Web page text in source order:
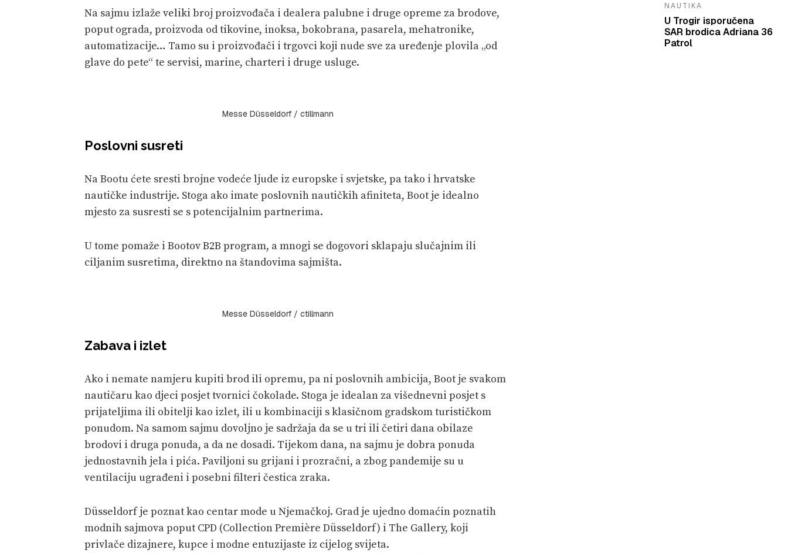
Na sajmu izlaže veliki broj proizvođača i dealera palubne i druge opreme za brodove,
poput ograda, proizvoda od tikovine, inoksa, bokobrana, pasarela, mehatronike,
automatizacije… Tamo su i proizvođači i trgovci koji nude sve za uređenje plovila „od
glave do pete“ te servisi, marine, charteri i druge usluge.
Messe Düsseldorf / ctillmann
Poslovni susreti
Na Bootu ćete sresti brojne vodeće ljude iz europske i svjetske, pa tako i hrvatske
nautičke industrije. Stoga ako imate poslovnih nautičkih afiniteta, Boot je idealno
mjesto za susresti se s potencijalnim partnerima.
U tome pomaže i Bootov B2B program, a mnogi se dogovori sklapaju slučajnim ili
ciljanim susretima, direktno na štandovima sajmišta.
Messe Düsseldorf / ctillmann
Zabava i izlet
Ako i nemate namjeru kupiti brod ili opremu, pa ni poslovnih ambicija, Boot je svakom
nautičaru kao djeci posjet tvornici čokolade. Stoga je idealan za višednevni posjet s
prijateljima ili obitelji kao izlet, ili u kombinaciji s klasičnom gradskom turističkom
ponudom. Na samom sajmu dovoljno je sadržaja da se u tri ili četiri dana obilaze
brodovi i druga ponuda, a da ne dosadi. Tijekom dana, na sajmu je dobra ponuda
jednostavnih jela i pića. Paviljoni su grijani i prozračni, a zbog pandemije su u
ventilaciju ugrađeni i posebni filteri čestica zraka.
Düsseldorf je poznat kao centar mode u Njemačkoj. Grad je ujedno domaćin poznatih
modnih sajmova poput CPD (Collection Première Düsseldorf) i The Gallery, koji
privlače dizajnere, kupce i modne entuzijaste iz cijelog svijeta.
NAUTIKA
U Trogir isporučena
SAR brodica Adriana 36
Patrol